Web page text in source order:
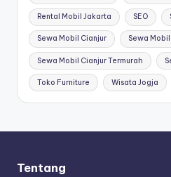
Rental Mobil Jakarta SEO
Sewa Mobil Cianjur Sewa
Sewa Mobil Cianjur Termurah
Toko Furniture Wisata Jogja
Tentang